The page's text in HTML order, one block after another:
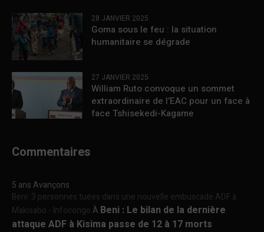
28 JANVIER 2025
Goma sous le feu : la situation
humanitaire se dégrade
27 JANVIER 2025
William Ruto convoque un sommet
extraordinaire de l’EAC pour un face à
face Tshisekedi-Kagame
Commentaires
5 ans Avançons
Beni :3 personnes tuées dans une nouvelle embuscade ADF à
Makisabo - InfocongoÀ Beni : Le bilan de la dernière
attaque ADF à Kisima passe de 12 à 17 morts